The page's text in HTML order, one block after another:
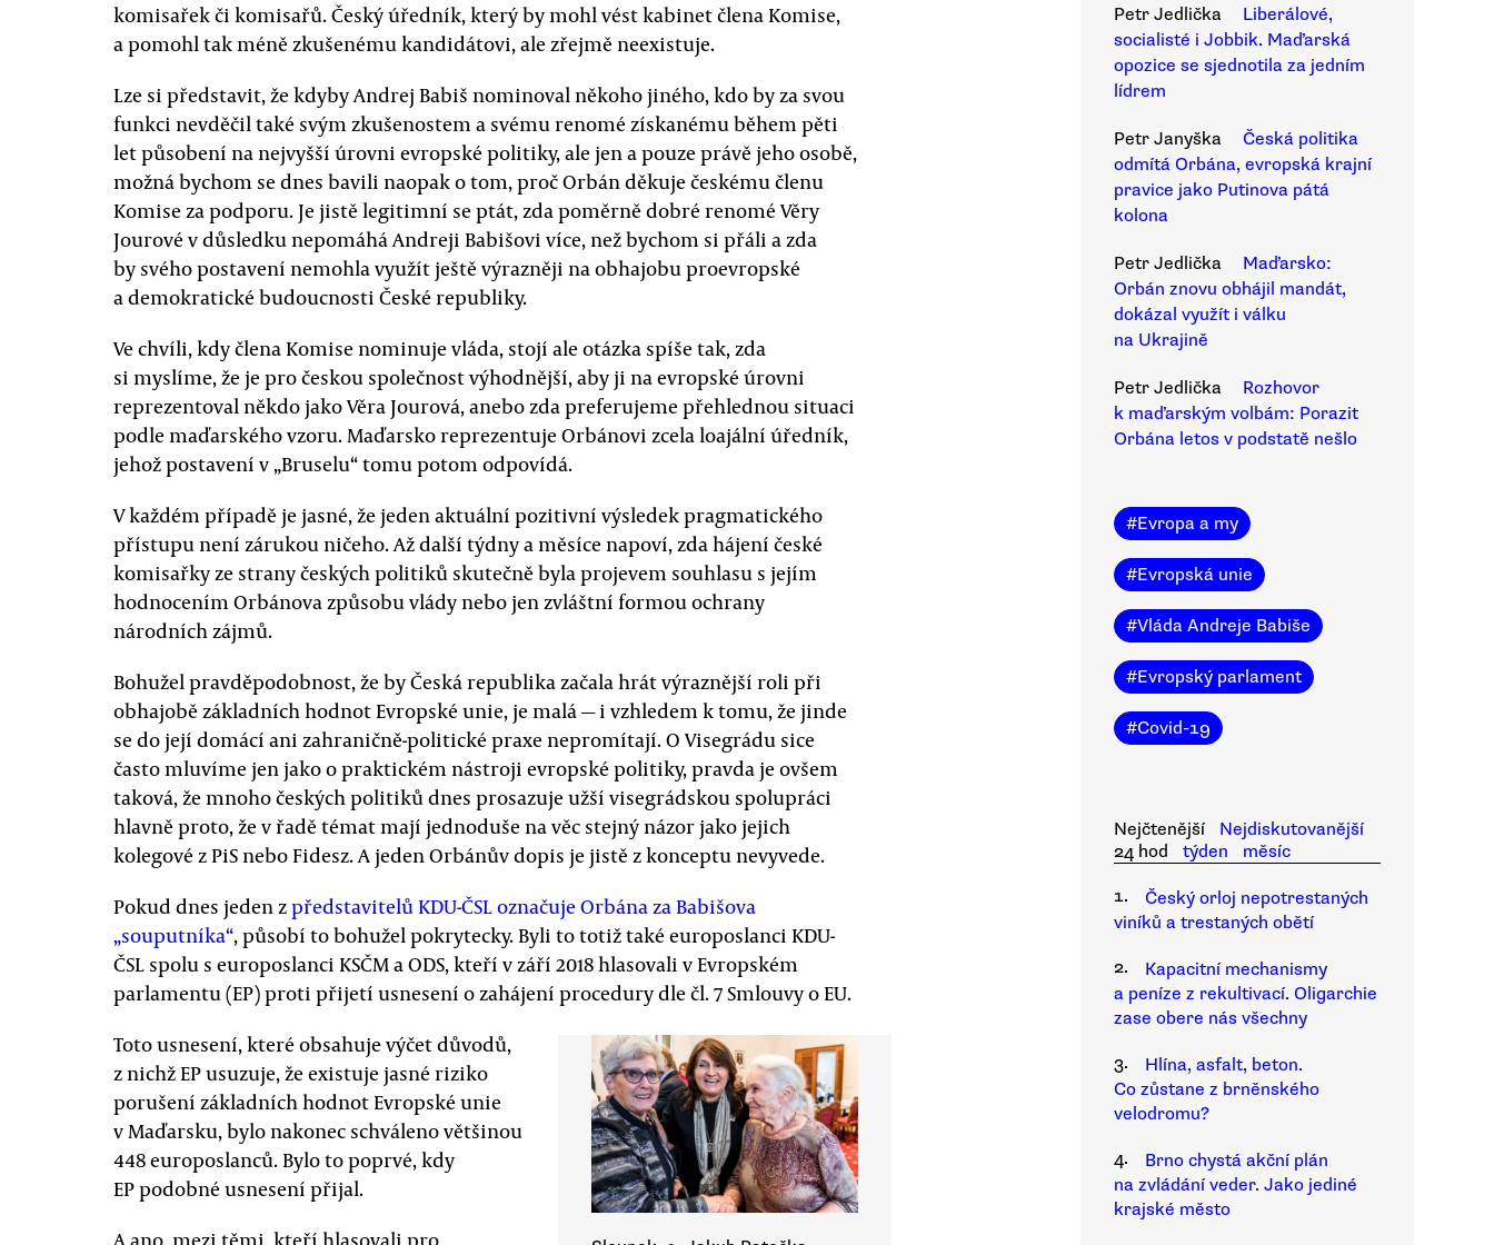
komisařek či komisařů. Český úředník, který by mohl vést kabinet člena Komise,
a pomohl tak méně zkušenému kandidátovi, ale zřejmě neexistuje.
Lze si představit, že kdyby Andrej Babiš nominoval někoho jiného, kdo by za svou
funkci nevděčil také svým zkušenostem a svému renomé získanému během pěti
let působení na nejvyšší úrovni evropské politiky, ale jen a pouze právě jeho osobě,
možná bychom se dnes bavili naopak o tom, proč Orbán děkuje českému členu
Komise za podporu. Je jistě legitimní se ptát, zda poměrně dobré renomé Věry
Jourové v důsledku nepomáhá Andreji Babišovi více, než bychom si přáli a zda
by svého postavení nemohla využít ještě výrazněji na obhajobu proevropské
a demokratické budoucnosti České republiky.
Ve chvíli, kdy člena Komise nominuje vláda, stojí ale otázka spíše tak, zda
si myslíme, že je pro českou společnost výhodnější, aby ji na evropské úrovni
reprezentoval někdo jako Věra Jourová, anebo zda preferujeme přehlednou situaci
podle maďarského vzoru. Maďarsko reprezentuje Orbánovi zcela loajální úředník,
jehož postavení v „Bruselu“ tomu potom odpovídá.
V každém případě je jasné, že jeden aktuální pozitivní výsledek pragmatického
přístupu není zárukou ničeho. Až další týdny a měsíce napoví, zda hájení české
komisařky ze strany českých politiků skutečně byla projevem souhlasu s jejím
hodnocením Orbánova způsobu vlády nebo jen zvláštní formou ochrany
národních zájmů.
Bohužel pravděpodobnost, že by Česká republika začala hrát výraznější roli při
obhajobě základních hodnot Evropské unie, je malá — i vzhledem k tomu, že jinde
se do její domácí ani zahraničně-politické praxe nepromítají. O Visegrádu sice
často mluvíme jen jako o praktickém nástroji evropské politiky, pravda je ovšem
taková, že mnoho českých politiků dnes prosazuje užší visegrádskou spolupráci
hlavně proto, že v řadě témat mají jednoduše na věc stejný názor jako jejich
kolegové z PiS nebo Fidesz. A jeden Orbánův dopis je jistě z konceptu nevyvede.
Pokud dnes jeden zpředstavitelů KDU-ČSL označuje Orbána za Babišova
„souputníka“, působí to bohužel pokrytecky. Byli to totiž také europoslanci KDU-
ČSL spolu s europoslanci KSČM a ODS, kteří v září 2018 hlasovali v Evropském
parlamentu (EP) proti přijetí usnesení o zahájení procedury dle čl. 7 Smlouvy o EU.
Toto usnesení, které obsahuje výčet důvodů,
z nichž EP usuzuje, že existuje jasné riziko
porušení základních hodnot Evropské unie
v Maďarsku, bylo nakonec schváleno většinou
448 europoslanců. Bylo to poprvé, kdy
EP podobné usnesení přijal.
A ano, mezi těmi, kteří hlasovali pro
Petr Jedlička
Liberálové,
socialisté i Jobbik. Maďarská
opozice se sjednotila za jedním
lídrem
Petr Janyška
Česká politika
odmítá Orbána, evropská krajní
pravice jako Putinova pátá
kolona
Petr Jedlička
Maďarsko:
Orbán znovu obhájil mandát,
dokázal využít i válku
na Ukrajině
Petr Jedlička
Rozhovor
k maďarským volbám: Porazit
Orbána letos v podstatě nešlo
#Evropa a my
#Evropská unie
#Vláda Andreje Babiše
#Evropský parlament
#Covid-19
Nejčtenější
Nejdiskutovanější
24 hod
týden
měsíc
1.
Český orloj nepotrestaných
viníků a trestaných obětí
2.
Kapacitní mechanismy
a peníze z rekultivací. Oligarchie
zase obere nás všechny
3.
Hlína, asfalt, beton.
Co zůstane z brněnského
velodromu?
4.
Brno chystá akční plán
na zvládání veder. Jako jediné
krajské město